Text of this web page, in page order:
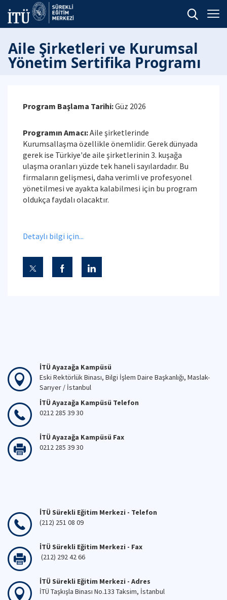
Aile Şirketleri ve Kurumsal
Yönetim Sertifika Programı
Program Başlama Tarihi:Güz 2026
Programın Amacı:Aile şirketlerinde
Kurumsallaşma özellikle önemlidir. Gerek dünyada
gerek ise Türkiye'de aile şirketlerinin 3. kuşağa
ulaşma oranları yüzde tek haneli sayılardadır. Bu
firmaların gelişmesi, daha verimli ve profesyonel
yönetilmesi ve ayakta kalabilmesi için bu program
oldukça faydalı olacaktır.
Detaylı bilgi için...
İTÜ Ayazağa Kampüsü
Eski Rektörlük Binası, Bilgi İşlem Daire Başkanlığı, Maslak-
Sarıyer / İstanbul
İTÜ Ayazağa Kampüsü Telefon
0212 285 39 30
İTÜ Ayazağa Kampüsü Fax
0212 285 39 30
İTÜ Sürekli Eğitim Merkezi - Telefon
(212) 251 08 09
İTÜ Sürekli Eğitim Merkezi - Fax
(212) 292 42 66
İTÜ Sürekli Eğitim Merkezi - Adres
İTÜ Taşkışla Binası No.133 Taksim, İstanbul